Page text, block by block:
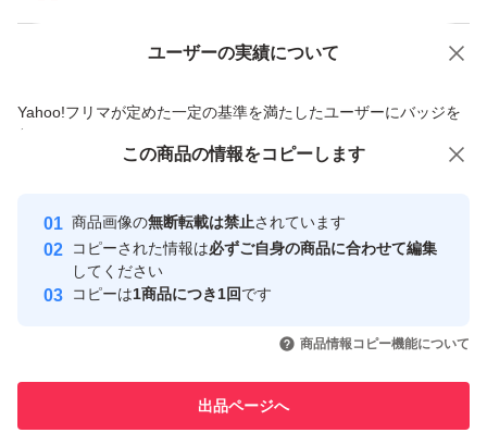
ユーザーの実績について
Yahoo!フリマが定めた一定の基準を満たしたユーザーにバッジを
付与しています
安心取引出品者
心・安全なユーザーです
取引実績
引を完了させた実績があります
での取引実績があります
価格の相談 商品への質問
この商品の情報をコピーします
商品画像の無断転載は禁止されています
コピーされた情報は必ずご自身の商品に合わせて編集
してください
コピーは1商品につき1回です
商品情報コピー機能について
出品ページへ
この商品をみている人にオススメ